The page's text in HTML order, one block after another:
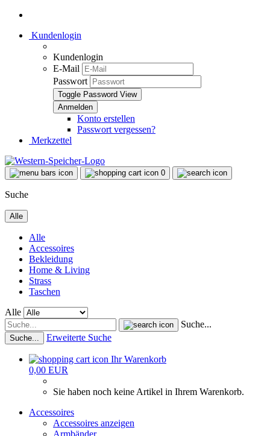
Kundenlogin
Kundenlogin
E-Mail
Passwort
Toggle Password View
Konto erstellen
Passwort vergessen?
Merkzettel
0
Suche
Alle
Alle
Accessoires
Bekleidung
Home & Living
Strass
Taschen
Alle
Suche...
Suche... Erweiterte Suche
Ihr Warenkorb
0,00 EUR
Sie haben noch keine Artikel in Ihrem Warenkorb.
Accessoires
Accessoires anzeigen
Armbänder